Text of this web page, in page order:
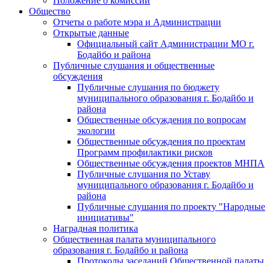
Общество
Отчеты о работе мэра и Администрации
Открытые данные
Официальный сайт Администрации МО г.
Бодайбо и района
Публичные слушания и общественные
обсуждения
Публичные слушания по бюджету
муниципального образования г. Бодайбо и
района
Общественные обсуждения по вопросам
экологии
Общественные обсуждения по проектам
Программ профилактики рисков
Общественные обсуждения проектов МНПА
Публичные слушания по Уставу
муниципального образования г. Бодайбо и
района
Публичные слушания по проекту "Народные
инициативы"
Наградная политика
Общественная палата муниципального
образования г. Бодайбо и района
Протоколы заседаний Общественной палаты